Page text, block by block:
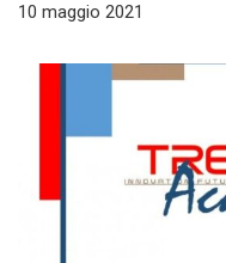
10 maggio 2021